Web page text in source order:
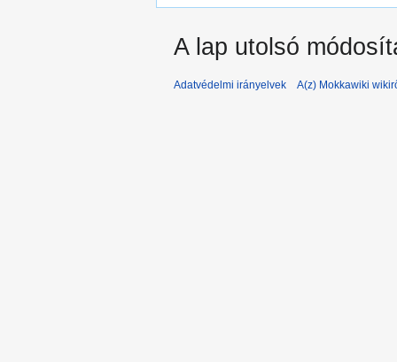
A lap utolsó
Adatvédelmi irányelvek A(z) Mokkawiki